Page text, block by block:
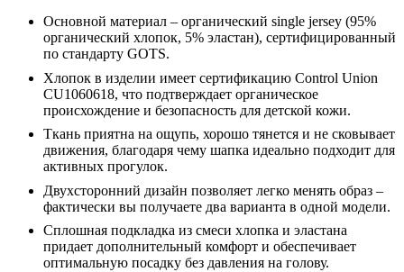
Основной материал – органический single jersey (95%
органический хлопок, 5% эластан), сертифицированный
по стандарту GOTS.
Хлопок в изделии имеет сертификацию Control Union
CU1060618, что подтверждает органическое
происхождение и безопасность для детской кожи.
Ткань приятна на ощупь, хорошо тянется и не сковывает
движения, благодаря чему шапка идеально подходит для
активных прогулок.
Двухсторонний дизайн позволяет легко менять образ –
фактически вы получаете два варианта в одной модели.
Сплошная подкладка из смеси хлопка и эластана
придает дополнительный комфорт и обеспечивает
оптимальную посадку без давления на голову.